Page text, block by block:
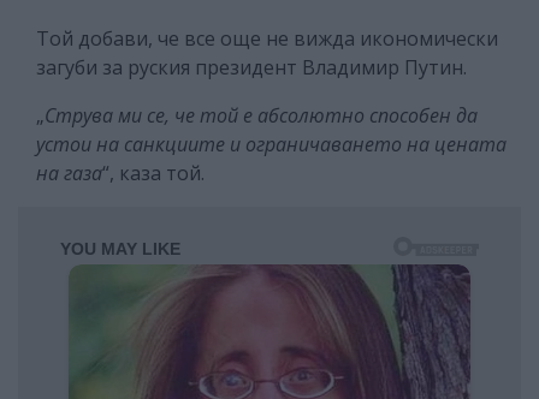
Той добави, че все още не вижда икономически
загуби за руския президент Владимир Путин.
„Струва ми се, че той е абсолютно способен да
устои на санкциите и ограничаването на цената
на газа“, каза той.